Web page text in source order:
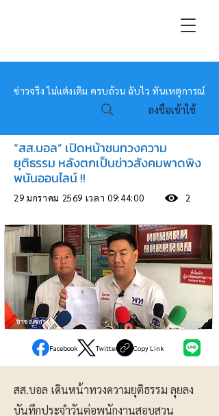
หมอข่าว
ข่าวจริง ไม่แต่งเติม ครบถ้วน ฉับไว ทันเหตุการณ์
ลงชื่อเข้าใช้
“สส.บอล” เปิดหน้าชนทวงความ
ยุติธรรม หลังตกเป็นข่าวสังคมพาดพิง
พนันออนไลน์ !!
29 มกราคม 2569 เวลา 09:44:00 2
อาชญากรรม
Facebook Twitter Copy Link
สส.บอล เดินหน้าทวงความยุติธรรม ลุยลง
บันทึกประจำวันต่อพนักงานสอบสวน